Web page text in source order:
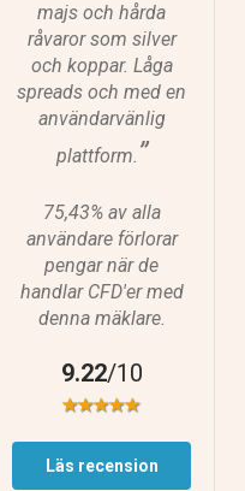
majs och hårda
råvaror som silver
och koppar. Låga
spreads och med en
användarvänlig
plattform. ”
75,43% av alla
användare förlorar
pengar när de
handlar CFD'er med
denna mäklare.
9.22/10
Läs recension